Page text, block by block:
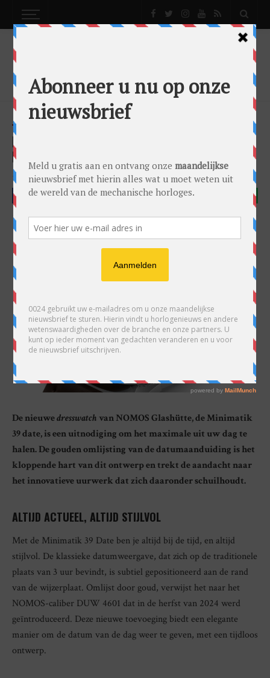
NOMOS GLASHÜTTE: GOUDEN KANSEN MET DE
MINIMATIK 39 DATE
News by 0024 Editorial Team on 20/03/2025 Nomos Glashütte
FACEBOOK
De nieuwedresswatch van NOMOS Glashütte, de Minimatik
39 date, is een uitnodiging om het maximale uit uw dag te
halen. De gouden omlijsting van de datumaanduiding is het
kloppende hart van dit ontwerp en trekt de aandacht naar
het innovatieve uurwerk dat zich daaronder schuilhoudt.
ALTIJD ACTUEEL, ALTIJD STIJLVOL
Met de Minimatik 39 Date ben je altijd bij de tijd, en altijd
stijlvol. De klassieke datumweergave, dat zich op de traditionele
plaats van 3 uur bevindt, is subtiel gepositioneerd aan de rand
van de wijzerplaat. Omlijst door goud, verwijst het naar het
NOMOS-caliber DUW 4601 dat in de herfst van 2024 werd
geïntroduceerd. Deze nieuwe toevoeging biedt een elegante
manier om de datum van de dag weer te geven, met een tijdloos
ontwerp.